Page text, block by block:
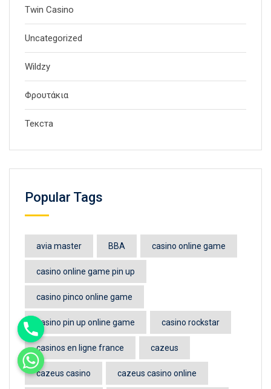
Twin Casino
Uncategorized
Wildzy
Φρουτάκια
Текста
Popular Tags
avia master BBA casino online game
casino online game pin up
casino pinco online game
casino pin up online game casino rockstar
casinos en ligne france cazeus
cazeus casino cazeus casino online